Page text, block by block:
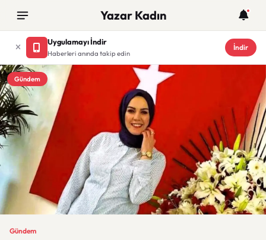
Yazar Kadın
Uygulamayı İndir
Haberleri anında takip edin
İndir
Gündem
Gündem